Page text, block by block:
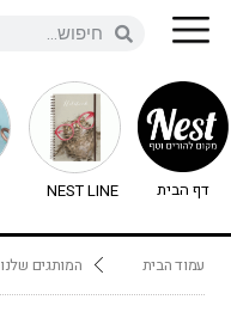
דף הבית NEST LINE
עמוד הבית המותגים שלנו